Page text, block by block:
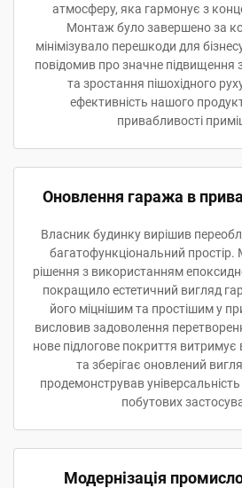
атмосферу, яка гармонує з
Монтаж було завершено за
мінімізувало перешкоди для
повідомив про значне підвищення
та зростання пішохідного
ефективність нашого
привабливості
Оновлення гаража в
Власник будинку вирішив
багатофункціональний
рішення з використанням
покращило естетичний вигляд
його міцнішим та простішим у
висловив задоволення
нове підлогове покриття
та зберігає оновлений
продемонстрував
побутових
Модернізація